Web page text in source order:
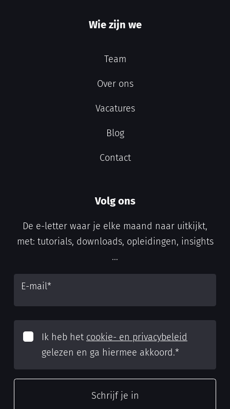
Wie zijn we
Team
Over ons
Vacatures
Blog
Contact
Volg ons
De e-letter waar je elke maand naar uitkijkt,
met: tutorials, downloads, opleidingen, insights
...
E-mail*
Ik heb het cookie- en privacybeleid
gelezen en ga hiermee akkoord.*